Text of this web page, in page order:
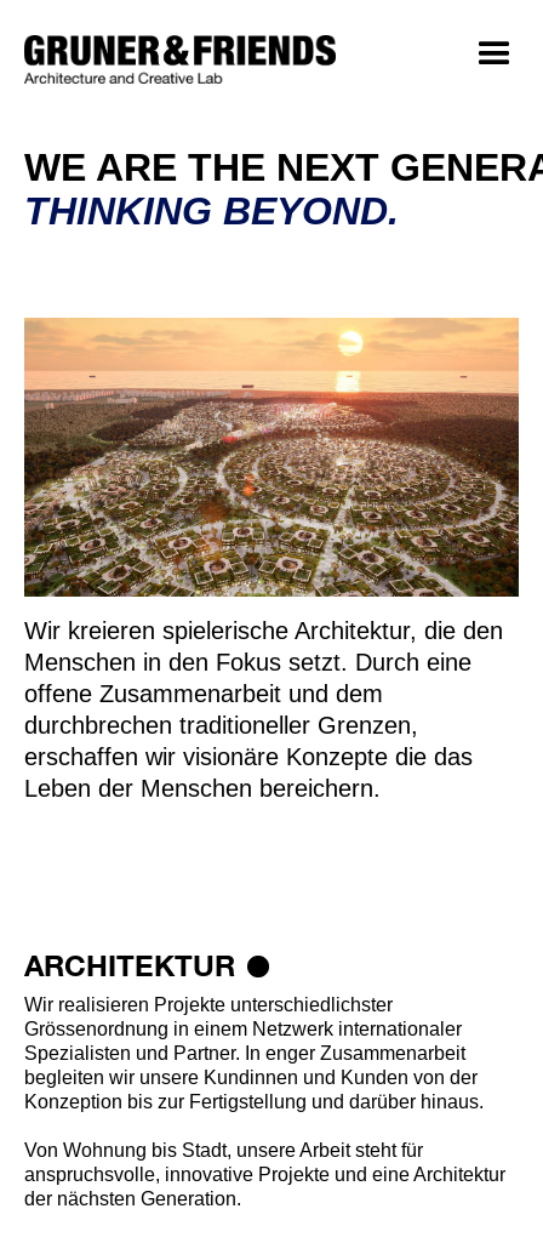
WE ARE THE NEXT
THINKING BEYOND.
Wir kreieren spielerische Architektur, die den
Menschen in den Fokus setzt. Durch eine
offene Zusammenarbeit und dem
durchbrechen traditioneller Grenzen,
erschaffen wir visionäre Konzepte die das
Leben der Menschen bereichern.
ARCHITEKTUR
Wir realisieren Projekte unterschiedlichster
Grössenordnung in einem Netzwerk internationaler
Spezialisten und Partner. In enger Zusammenarbeit
begleiten wir unsere Kundinnen und Kunden von der
Konzeption bis zur Fertigstellung und darüber hinaus.
Von Wohnung bis Stadt, unsere Arbeit steht für
anspruchsvolle, innovative Projekte und eine Architektur
der nächsten Generation.